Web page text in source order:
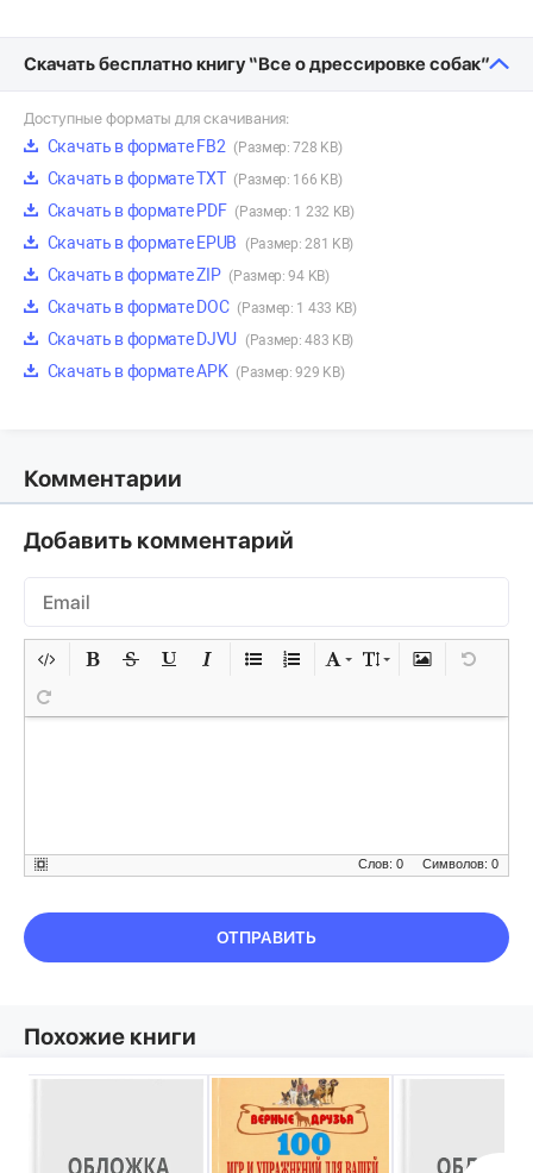
Скачать бесплатно книгу “Все о дрессировке собак”
Доступные форматы для скачивания:
Скачать в формате FB2 (Размер: 728 KB)
Скачать в формате TXT (Размер: 166 KB)
Скачать в формате PDF (Размер: 1 232 KB)
Скачать в формате EPUB (Размер: 281 KB)
Скачать в формате ZIP (Размер: 94 KB)
Скачать в формате DOC (Размер: 1 433 KB)
Скачать в формате DJVU (Размер: 483 KB)
Скачать в формате APK (Размер: 929 KB)
Комментарии
Добавить комментарий
Символов: 0
Слов: 0
ОТПРАВИТЬ
Похожие книги